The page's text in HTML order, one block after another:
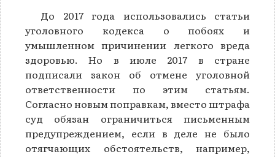
До 2017 года использовались статьи
уголовного кодекса о побоях и
умышленном причинении легкого вреда
здоровью. Но в июле 2017 в стране
подписали закон об отмене уголовной
ответственности по этим статьям.
Согласно новым поправкам, вместо штрафа
суд обязан ограничиться письменным
предупреждением, если в деле не было
отягчающих обстоятельств, например,